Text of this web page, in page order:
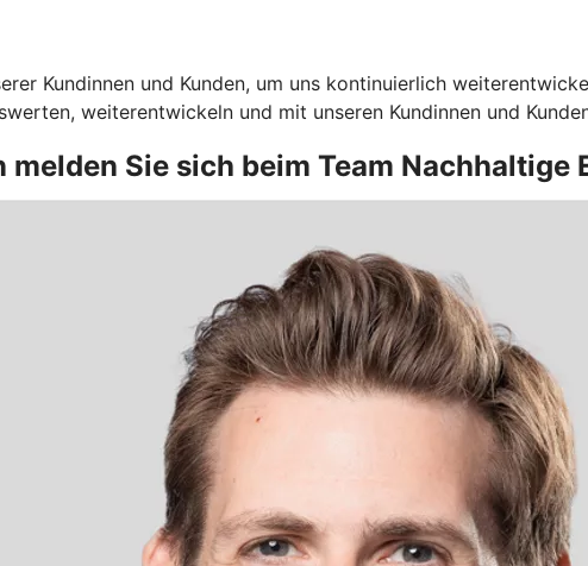
Kundinnen und Kunden, um uns kontinuierlich
weiterentwickeln und mit unseren Kundinnen und
melden Sie sich beim Team Nachhaltige